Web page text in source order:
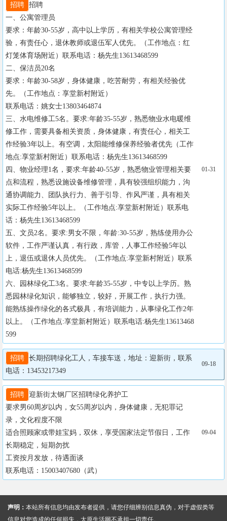
招聘 招聘
一、公寓管理员
要求：年龄30-55岁，高中以上学历，有相关学校公寓管理经
验，有责任心，退休教师或退伍军人优先。（工作地点：红
灯笼体育场附近）联系电话：杨先生13613468599
二、保洁员20名
要求：年龄30-58岁，身体健康，吃苦耐劳，有相关经验优
先。（工作地点：享堂新村附近）
联系电话：姚女士13803464874
三、水电维修工5名。要求:年龄35-55岁，熟悉物业水电暖维
修工作，需要具备相关资质，身体健康，有责任心，相关工
作经验3年以上。有空调，太阳能维修保养经验者优先（工作
地点:享堂新村附近）联系电话：杨先生13613468599
四、物业经理1名，要求:年龄40-55岁，熟悉物业管理相关要
点和流程，熟悉设施设备维修管理，具有较强组织能力，沟
通协调能力、团队执行力、善于引导、作风严谨，具有相关
实际工作经验5年以上。（工作地点:享堂新村附近）联系电
话：杨先生13613468599
五、文员2名。要求:男女不限，年龄:30-55岁，熟练使用办公
软件，工作严谨认真，有行政，库管，人事工作经验5年以
上，退伍或退休人员优先。（工作地点:享堂新村附近）联系
电话:杨先生13613468599
六、园林绿化工3名。要求:年龄35-55岁，中专以上学历。熟
悉园林绿化知识，能够独立，较好，开展工作，执行力强。
能熟练操作绿化的各式极具，有培训能力，从事绿化工作2年
以上。（工作地点:享堂新村附近）联系电话:杨先生13613468
599
01-31
招聘 长期招聘绿化工人，车接车送，地址：迎新街，联系
电话：13453217349
09-18
招聘 迎新街太钢厂区招聘绿化养护工
要求男60周岁以内，女55周岁以内，身体健康，无犯罪记
录，文化程度不限
适合照顾家或带娃宝妈，双休，享受国家法定节假日，工作
长期稳定，短期勿扰
工资按月发放，待遇面谈
联系电话：15003407680（武）
09-04
声明： 本站所有信息均由发布者提供，请您仔细辨别信息真伪，对于虚假类等
信息对您造成的任何损失，太原生活网不承担一切责任。